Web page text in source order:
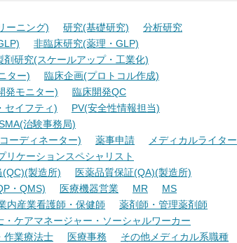
ーニング) 研究(基礎研究)
分析研究
非臨床研究(薬理・GLP)
剤研究(スケールアップ・工業化)
ター)
臨床企画(プロトコル作成)
発モニター)
臨床開発QC
セイフティ)
PV(安全性情報担当)
治験事務局)
ーディネーター) 薬事申請
メディカルライター
リケーションスペシャリスト
(QC)(製造所)
医薬品質保証(QA)(製造所)
・QMS) 医療機器営業 MR
MS
内産業看護師・保健師
薬剤師・管理薬剤師
・ケアマネージャー・ソーシャルワーカー
作業療法士 医療事務 その他メディカル系職種